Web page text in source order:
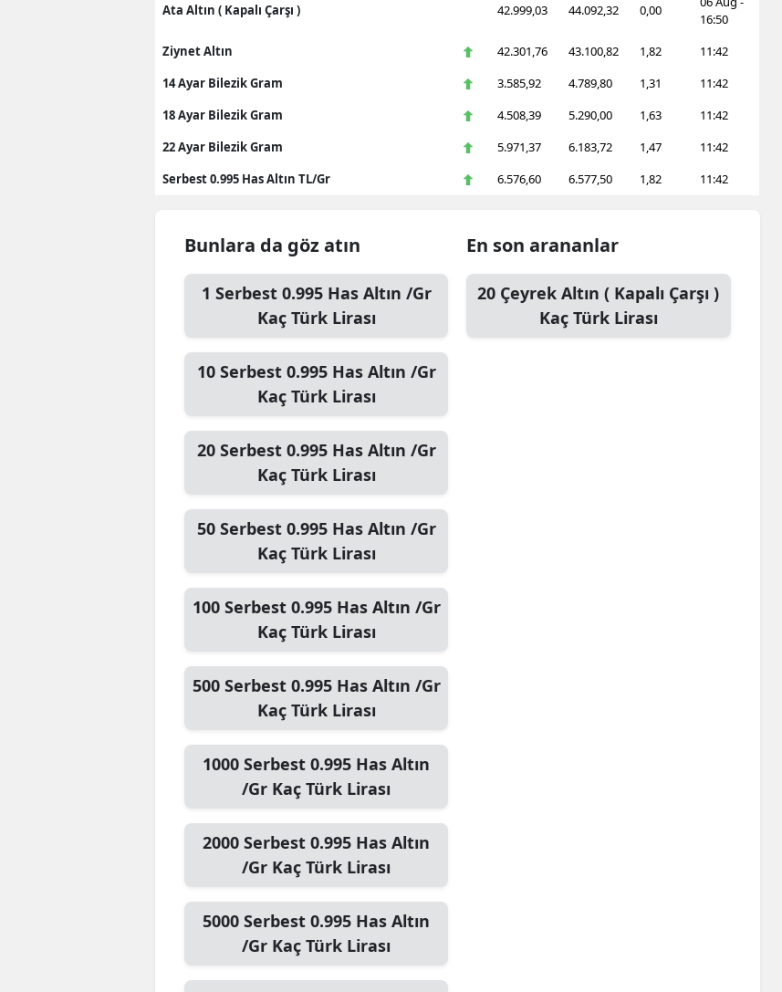
Ata Altın ( Kapalı Çarşı ) 42.999,03 44.092,32 0,00
16:50
Ziynet Altın
42.301,76 43.100,82 1,82
11:42
14 Ayar Bilezik Gram
3.585,92 4.789,80 1,31
11:42
18 Ayar Bilezik Gram
4.508,39 5.290,00 1,63
11:42
22 Ayar Bilezik Gram
5.971,37 6.183,72 1,47
11:42
Serbest 0.995 Has Altın TL/Gr
6.576,60 6.577,50 1,82 11:42
Bunlara da göz atın
1 Serbest 0.995 Has Altın /Gr
Kaç Türk Lirası
10 Serbest 0.995 Has Altın /Gr
Kaç Türk Lirası
20 Serbest 0.995 Has Altın /Gr
Kaç Türk Lirası
50 Serbest 0.995 Has Altın /Gr
Kaç Türk Lirası
100 Serbest 0.995 Has Altın /Gr
Kaç Türk Lirası
500 Serbest 0.995 Has Altın /Gr
Kaç Türk Lirası
1000Serbest 0.995 Has Altın
/Gr Kaç Türk Lirası
2000Serbest 0.995 Has Altın
/Gr Kaç Türk Lirası
5000Serbest 0.995 Has Altın
/Gr Kaç Türk Lirası
En son arananlar
20 Çeyrek Altın ( Kapalı Çarşı )
Kaç Türk Lirası